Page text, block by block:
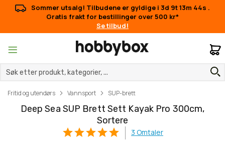
Sommer utsalg! Tilbudene er gyldige i 3d 9t 13m 44s .
Gratis frakt for bestillinger over 500 kr*
Se tilbud!
Fritid og utendørs Vannsport SUP-brett
Deep Sea SUP Brett Sett Kayak Pro 300cm,
Sortere
3 Omtaler